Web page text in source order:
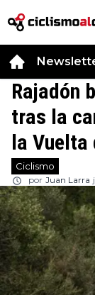
Rajadón
tras la
la Vuelta
Ciclismo
por Juan Larra